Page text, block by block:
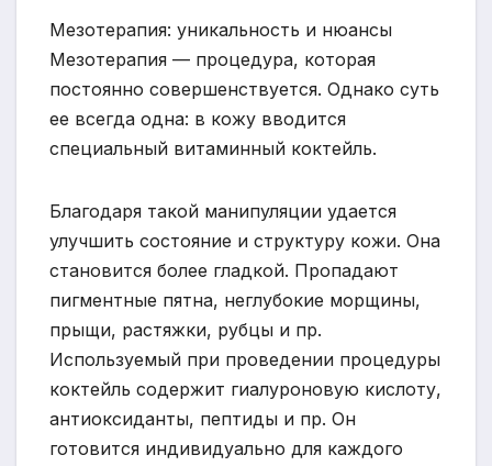
Мезотерапия: уникальность и нюансы
Мезотерапия — процедура, которая
постоянно совершенствуется. Однако суть
ее всегда одна: в кожу вводится
специальный витаминный коктейль.
Благодаря такой манипуляции удается
улучшить состояние и структуру кожи. Она
становится более гладкой. Пропадают
пигментные пятна, неглубокие морщины,
прыщи, растяжки, рубцы и пр.
Используемый при проведении процедуры
коктейль содержит гиалуроновую кислоту,
антиоксиданты, пептиды и пр. Он
готовится индивидуально для каждого